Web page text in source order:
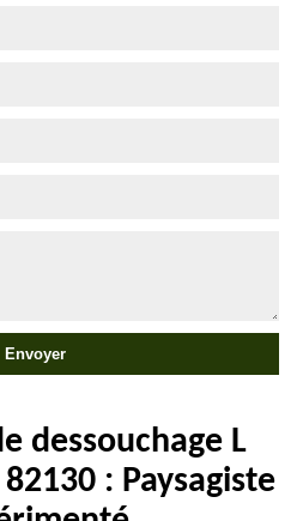
dessouchage L
: Paysagiste